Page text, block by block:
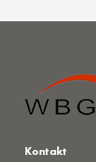
Kontakt